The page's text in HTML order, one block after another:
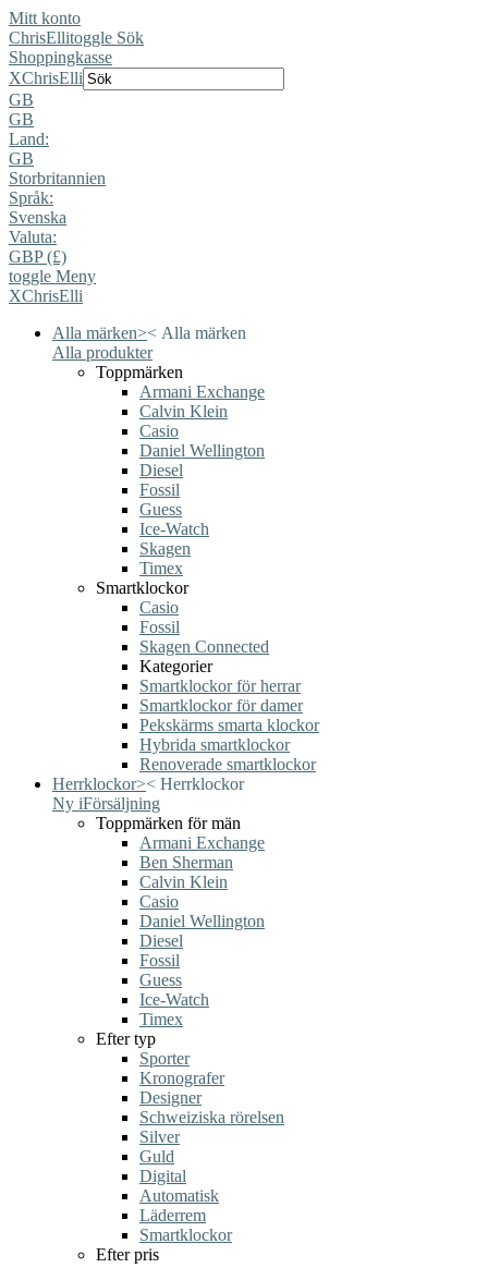
Mitt konto
ChrisEllitoggle Sök
Shoppingkasse
XChrisElli
GB
GB
Land:
GB
Storbritannien
Språk:
Svenska
Valuta:
GBP (£)
toggle Meny
XChrisElli
Alla märken>< Alla märken
Alla produkter
Toppmärken
Armani Exchange
Calvin Klein
Casio
Daniel Wellington
Diesel
Fossil
Guess
Ice-Watch
Skagen
Timex
Smartklockor
Casio
Fossil
Skagen Connected
Kategorier
Smartklockor för herrar
Smartklockor för damer
Pekskärms smarta klockor
Hybrida smartklockor
Renoverade smartklockor
Herrklockor>< Herrklockor
Ny iFörsäljning
Toppmärken för män
Armani Exchange
Ben Sherman
Calvin Klein
Casio
Daniel Wellington
Diesel
Fossil
Guess
Ice-Watch
Timex
Efter typ
Sporter
Kronografer
Designer
Schweiziska rörelsen
Silver
Guld
Digital
Automatisk
Läderrem
Smartklockor
Efter pris